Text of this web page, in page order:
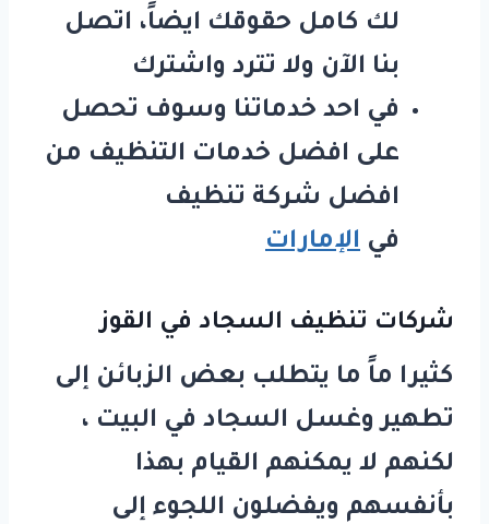
لك كامل حقوقك ايضاً، اتصل
بنا الآن ولا تترد واشترك
في احد خدماتنا وسوف تحصل
على افضل خدمات التنظيف من
افضل شركة تنظيف
في الإمارات
شركات تنظيف السجاد في القوز
كثيرا ماً ما يتطلب بعض الزبائن إلى
تطهير وغسل السجاد في البيت ،
لكنهم لا يمكنهم القيام بهذا
بأنفسهم ويفضلون اللجوء إلى